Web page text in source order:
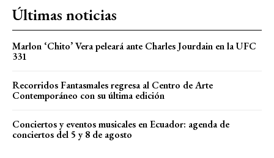
Últimas noticias
Marlon ‘Chito’ Vera peleará ante Charles Jourdain en la UFC
331
Recorridos Fantasmales regresa al Centro de Arte
Contemporáneo con su última edición
Conciertos y eventos musicales en Ecuador: agenda de
conciertos del 5 y 8 de agosto